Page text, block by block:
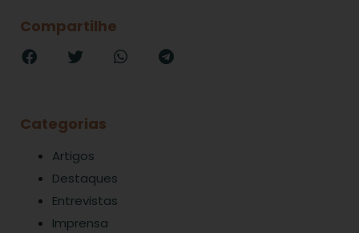
Compartilhe
Categorias
Artigos
Destaques
Entrevistas
Imprensa